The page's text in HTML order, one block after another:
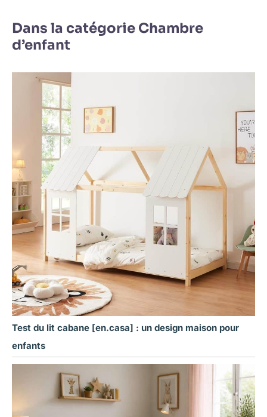
Dans la catégorie Chambre
d’enfant
Test du lit cabane [en.casa] : un design maison pour
enfants